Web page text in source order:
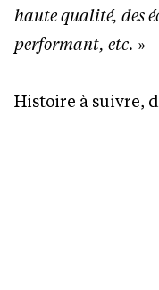
haute qualité, des
performant, etc. »
Histoire à suivre,